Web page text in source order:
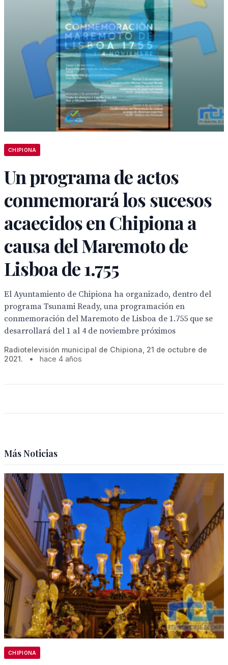
CHIPIONA
Un programa de actos
conmemorará los sucesos
acaecidos en Chipiona a
causa del Maremoto de
Lisboa de 1.755
El Ayuntamiento de Chipiona ha organizado, dentro del
programa Tsunami Ready, una programación en
conmemoración del Maremoto de Lisboa de 1.755 que se
desarrollará del 1 al 4 de noviembre próximos
Radiotelevisión municipal de Chipiona, 21 de octubre de
2021.
• hace 4 años
Más Noticias
CHIPIONA